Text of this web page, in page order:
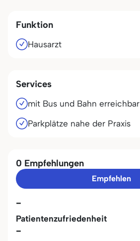
Funktion
Hausarzt
Services
mit Bus und Bahn erreichbar
Parkplätze nahe der Praxis
0 Empfehlungen
Empfehlen
-
Patientenzufriedenheit
-